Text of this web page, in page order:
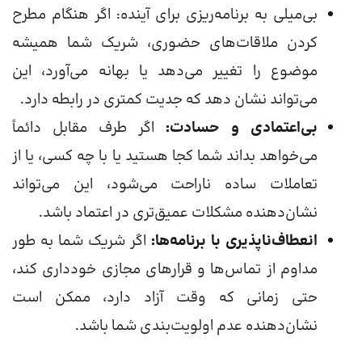
بی‌میلی به برنامه‌ریزی برای آینده: اگر هنگام مطرح
کردن ملاقات‌های حضوری، شریک شما همیشه
موضوع را تغییر می‌دهد یا بهانه می‌آورد، این
می‌تواند نشان دهد که جدیت کمتری در رابطه دارد.
بی‌اعتمادی و حسادت: اگر طرف مقابل دائماً
می‌خواهد بداند شما کجا هستید یا با چه کسی، یا از
تعاملات ساده ناراحت می‌شود، این می‌تواند
نشان‌دهنده مشکلات عمیق‌تری در اعتماد باشد.
انعطاف‌ناپذیری با برنامه‌ها: اگر شریک شما به طور
مداوم از تماس‌ها و قرارهای مجازی خودداری کند،
حتی زمانی که وقت آزاد دارد، ممکن است
نشان‌دهنده عدم اولویت‌بندی شما باشد.